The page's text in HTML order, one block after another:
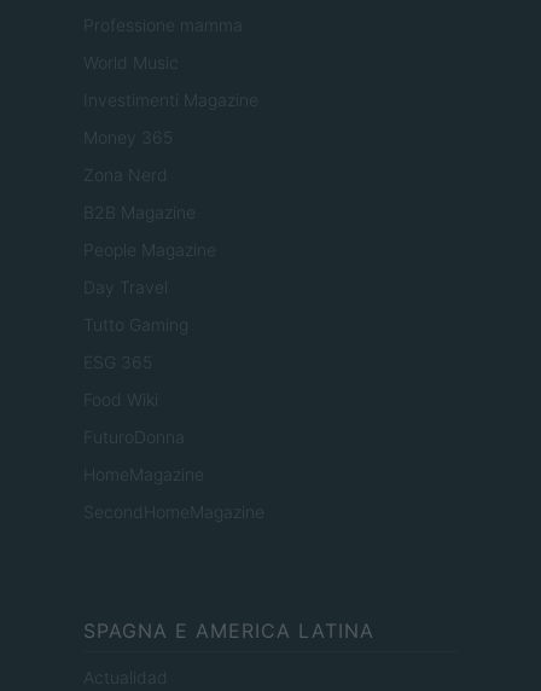
Professione mamma
World Music
Investimenti Magazine
Money 365
Zona Nerd
B2B Magazine
People Magazine
Day Travel
Tutto Gaming
ESG 365
Food Wiki
FuturoDonna
HomeMagazine
SecondHomeMagazine
SPAGNA E AMERICA LATINA
Actualidad